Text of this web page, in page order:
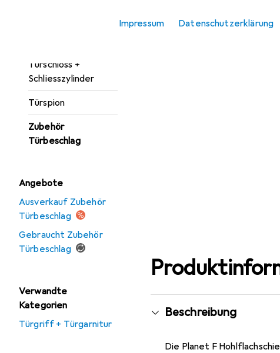
Impressum Datenschutzerklärung
Türschloss +
Schliesszylinder
Türspion
Zubehör
Türbeschlag
Angebote
Ausverkauf Zubehör
Türbeschlag
Gebraucht Zubehör
Türbeschlag
Verwandte
Kategorien
Türgriff + Türgarnitur
Beschreibung
Die Planet F